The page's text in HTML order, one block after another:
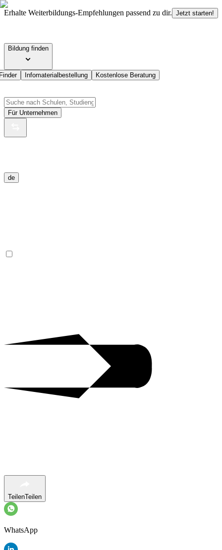
Erhalte Weiterbildungs-Empfehlungen passend zu dir. Jetzt starten!
Bildung finden
Infomaterialbestellung Kostenlose Beratung
Für Unternehmen
de
TeilenTeilen
WhatsApp